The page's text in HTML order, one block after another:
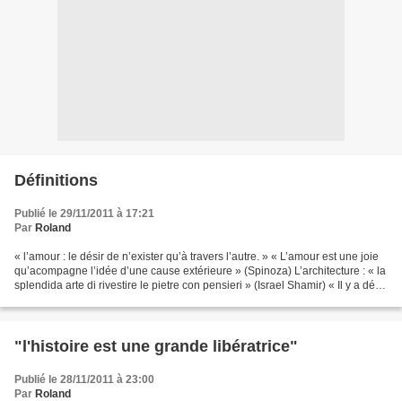
Définitions
Publié le 29/11/2011 à 17:21
Par Roland
« l’amour : le désir de n’exister qu’à travers l’autre. » « L’amour est une joie
qu’acompagne l’idée d’une cause extérieure » (Spinoza) L’architecture : « la
splendida arte di rivestire le pietre con pensieri » (Israel Shamir) « Il y a déjà
"l'histoire est une grande libératrice"
Publié le 28/11/2011 à 23:00
Par Roland